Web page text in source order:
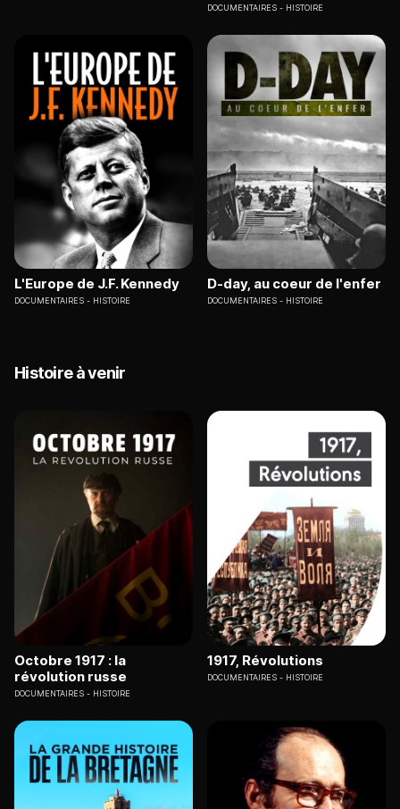
DOCUMENTAIRES HISTOIRE
L'Europe de J.F. Kennedy
DOCUMENTAIRES HISTOIRE
D-day, au coeur de l'enfer
DOCUMENTAIRES HISTOIRE
Histoire à venir
Octobre 1917 : la
révolution russe
DOCUMENTAIRES HISTOIRE
1917, Révolutions
DOCUMENTAIRES HISTOIRE